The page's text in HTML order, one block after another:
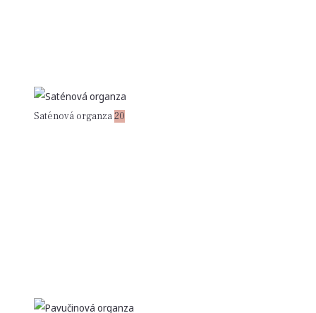
Saténová organza20